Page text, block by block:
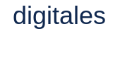
digitales